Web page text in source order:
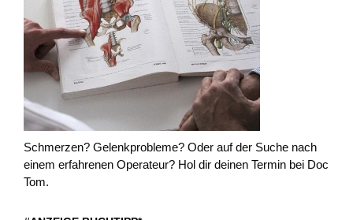
Schmerzen? Gelenkprobleme? Oder auf der Suche nach
einem erfahrenen Operateur? Hol dir deinen Termin bei Doc
Tom.